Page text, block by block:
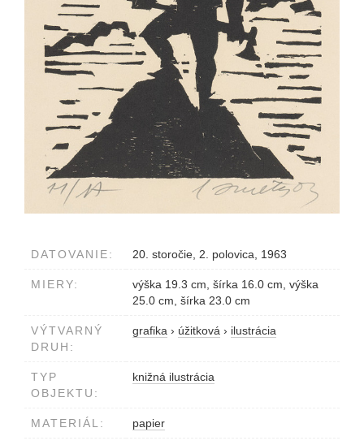
DATOVANIE: 20. storočie, 2. polovica, 1963
MIERY:
výška 19.3 cm, šírka 16.0 cm, výška
25.0 cm, šírka 23.0 cm
VÝTVARNÝ
DRUH:
grafika › úžitková › ilustrácia
TYP
OBJEKTU:
knižná ilustrácia
MATERIÁL: papier